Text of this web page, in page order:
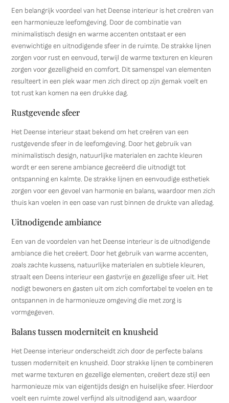
Een belangrijk voordeel van het Deense interieur is het creëren van
een harmonieuze leefomgeving. Door de combinatie van
minimalistisch design en warme accenten ontstaat er een
evenwichtige en uitnodigende sfeer in de ruimte. De strakke lijnen
zorgen voor rust en eenvoud, terwijl de warme texturen en kleuren
zorgen voor gezelligheid en comfort. Dit samenspel van elementen
resulteert in een plek waar men zich direct op zijn gemak voelt en
tot rust kan komen na een drukke dag.
Rustgevende sfeer
Het Deense interieur staat bekend om het creëren van een
rustgevende sfeer in de leefomgeving. Door het gebruik van
minimalistisch design, natuurlijke materialen en zachte kleuren
wordt er een serene ambiance gecreëerd die uitnodigt tot
ontspanning en kalmte. De strakke lijnen en eenvoudige esthetiek
zorgen voor een gevoel van harmonie en balans, waardoor men zich
thuis kan voelen in een oase van rust binnen de drukte van alledag.
Uitnodigende ambiance
Een van de voordelen van het Deense interieur is de uitnodigende
ambiance die het creëert. Door het gebruik van warme accenten,
zoals zachte kussens, natuurlijke materialen en subtiele kleuren,
straalt een Deens interieur een gastvrije en gezellige sfeer uit. Het
nodigt bewoners en gasten uit om zich comfortabel te voelen en te
ontspannen in de harmonieuze omgeving die met zorg is
vormgegeven.
Balans tussen moderniteit en knusheid
Het Deense interieur onderscheidt zich door de perfecte balans
tussen moderniteit en knusheid. Door strakke lijnen te combineren
met warme texturen en gezellige elementen, creëert deze stijl een
harmonieuze mix van eigentijds design en huiselijke sfeer. Hierdoor
voelt een ruimte zowel verfijnd als uitnodigend aan, waardoor